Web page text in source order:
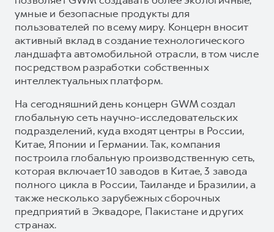
умные и безопасные продукты для
пользователей по всему миру. Концерн вносит
активный вклад в создание технологического
ландшафта автомобильной отрасли, в том числе
посредством разработки собственных
интеллектуальных платформ.
На сегодняшний день концерн GWM создал
глобальную сеть научно-исследовательских
подразделений, куда входят центры в России,
Китае, Японии и Германии. Так, компания
построила глобальную производственную сеть,
которая включает 10 заводов в Китае, 3 завода
полного цикла в России, Таиланде и Бразилии, а
также несколько зарубежных сборочных
предприятий в Эквадоре, Пакистане и других
странах.